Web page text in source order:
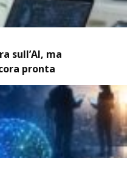
sull’AI, ma
pronta